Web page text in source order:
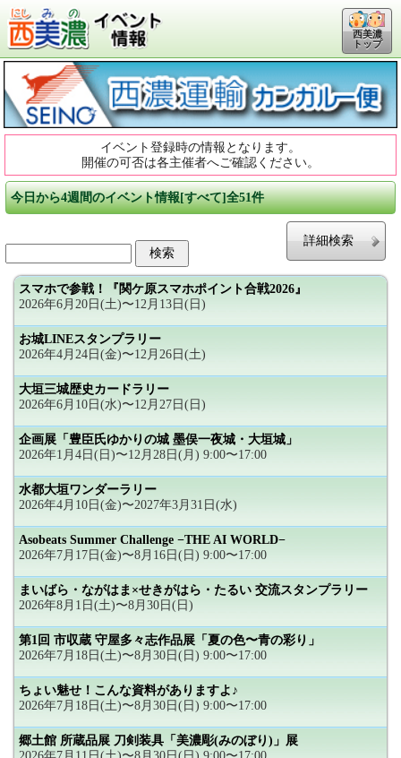
西美濃
トップ
イベント登録時の情報となります。
開催の可否は各主催者へご確認ください。
今日から4週間のイベント情報[すべて]全51件
詳細検索
スマホで参戦！『関ケ原スマホポイント合戦2026』
2026年6月20日(土)〜12月13日(日)
お城LINEスタンプラリー
2026年4月24日(金)〜12月26日(土)
大垣三城歴史カードラリー
2026年6月10日(水)〜12月27日(日)
企画展「豊臣氏ゆかりの城 墨俣一夜城・大垣城」
2026年1月4日(日)〜12月28日(月) 9:00〜17:00
水都大垣ワンダーラリー
2026年4月10日(金)〜2027年3月31日(水)
Asobeats Summer Challenge −THE AI WORLD−
2026年7月17日(金)〜8月16日(日) 9:00〜17:00
まいばら・ながはま×せきがはら・たるい 交流スタンプラリー
2026年8月1日(土)〜8月30日(日)
第1回 市収蔵 守屋多々志作品展「夏の色〜青の彩り」
2026年7月18日(土)〜8月30日(日) 9:00〜17:00
ちょい魅せ！こんな資料がありますよ♪
2026年7月18日(土)〜8月30日(日) 9:00〜17:00
郷土館 所蔵品展 刀剣装具「美濃彫(みのぼり)」展